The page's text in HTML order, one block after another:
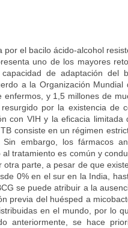
el bacilo ácido-alcohol
uno de los mayores
de adaptación del
a la Organización Mundial
y 1,5 millones de
por la existencia de
con VIH y la eficacia limitada
consiste en un régimen
embargo, los fármacos
tratamiento es común y
parte, a pesar de que
0% en el sur en la India,
se puede atribuir a la
previa del huésped a
en el mundo, por lo
anteriormente, se hace